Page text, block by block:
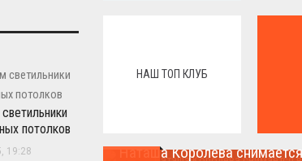
потолков
19:28
НАШ ТОП КЛУБ